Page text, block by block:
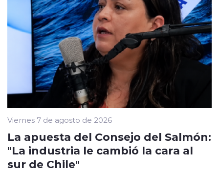
Viernes 7 de agosto de 2026
La apuesta del Consejo del Salmón:
"La industria le cambió la cara al
sur de Chile"